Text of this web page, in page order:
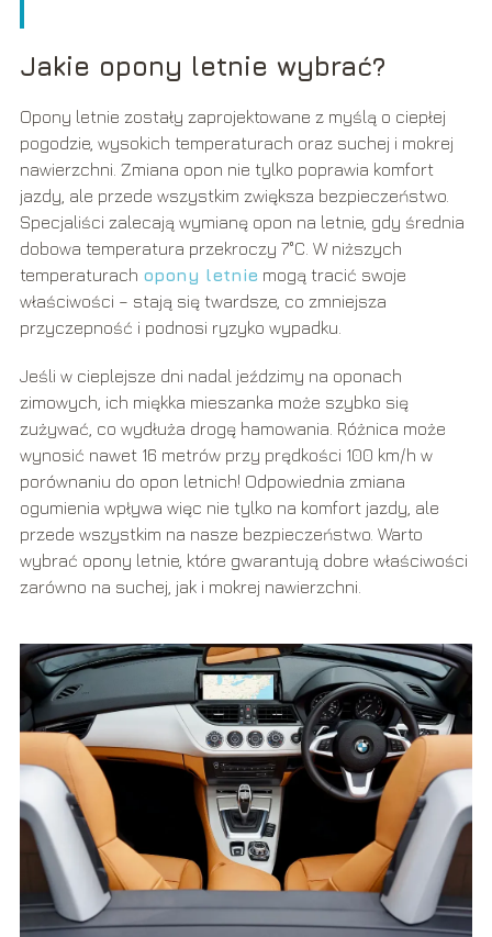
Jakie opony letnie wybrać?
Opony letnie zostały zaprojektowane z myślą o ciepłej
pogodzie, wysokich temperaturach oraz suchej i mokrej
nawierzchni. Zmiana opon nie tylko poprawia komfort
jazdy, ale przede wszystkim zwiększa bezpieczeństwo.
Specjaliści zalecają wymianę opon na letnie, gdy średnia
dobowa temperatura przekroczy 7°C. W niższych
temperaturach opony letnie mogą tracić swoje
właściwości – stają się twardsze, co zmniejsza
przyczepność i podnosi ryzyko wypadku.
Jeśli w cieplejsze dni nadal jeździmy na oponach
zimowych, ich miękka mieszanka może szybko się
zużywać, co wydłuża drogę hamowania. Różnica może
wynosić nawet 16 metrów przy prędkości 100 km/h w
porównaniu do opon letnich! Odpowiednia zmiana
ogumienia wpływa więc nie tylko na komfort jazdy, ale
przede wszystkim na nasze bezpieczeństwo. Warto
wybrać opony letnie, które gwarantują dobre właściwości
zarówno na suchej, jak i mokrej nawierzchni.